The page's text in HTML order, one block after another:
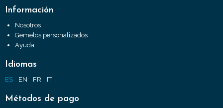
Información
Nosotros
Gemelos personalizados
Ayuda
Idiomas
ES EN FR IT
Métodos de pago